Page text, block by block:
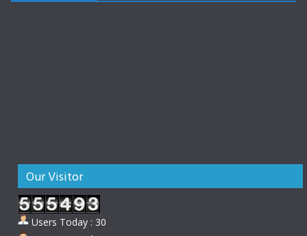
Our Visitor
Users Today : 30